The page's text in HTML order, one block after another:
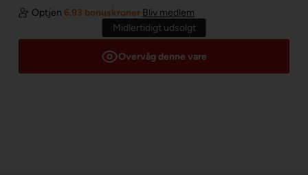
Optjen 6.93 bonuskroner Bliv medlem
Midlertidigt udsolgt
Overvåg denne vare